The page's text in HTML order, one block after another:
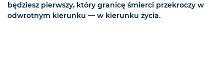
będziesz pierwszy, który granicę śmierci przekroczy w
odwrotnym kierunku — w kierunku życia.